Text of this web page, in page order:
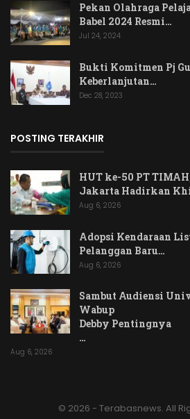
Pekan Olahraga
Babel 2024 Resmi…
Jul 24, 2024
Bukti Komitmen Pj
Keberlanjutan…
Dec 28, 2023
POSTING TERAKHIR
HUT ke-50 PT
Jakarta Hadirkan
Aug 6, 2026
Adopsi Kendaraan
Pelanggan Baru…
Aug 6, 2026
Sambut Audiensi
Wabup
Debby Pentingnya
…
Aug 6, 2026
© 2026 - Terabasnews. All